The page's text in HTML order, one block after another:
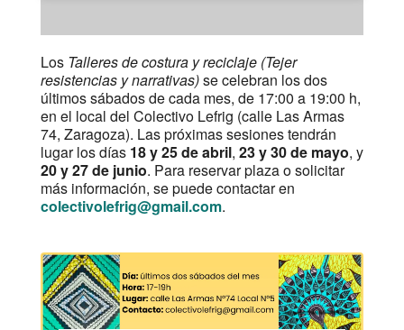
Los Talleres de costura y reciclaje (Tejer
resistencias y narrativas)se celebran los dos
últimos sábados de cada mes, de 17:00 a 19:00 h,
en el local del Colectivo Lefrig (calle Las Armas
74, Zaragoza). Las próximas sesiones tendrán
lugar los días 18 y 25 de abril, 23 y 30 de mayo, y
20 y 27 de junio. Para reservar plaza o solicitar
más información, se puede contactar en
colectivolefrig@gmail.com.